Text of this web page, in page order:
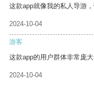
这款app就像我的私人导游
2024-10-04
游客
这款app的用户群体非常庞
2024-10-04